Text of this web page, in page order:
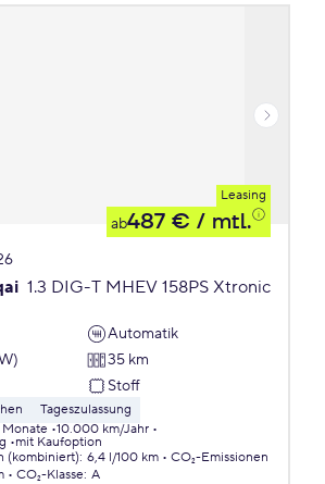
Leasing
ab487 € / mtl.
1.3 DIG-T MHEV 158PS Xtronic
Automatik
35 km
Stoff
Tageszulassung
10.000 km/Jahr
mit Kaufoption
(kombiniert): 6,4 l/100 km
CO₂-Emissionen
CO₂-Klasse: A